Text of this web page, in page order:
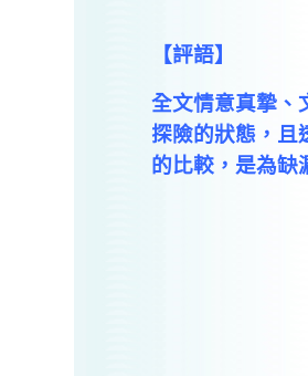
【評語】
全文情意真摯、
探險的狀態，且
的比較，是為缺